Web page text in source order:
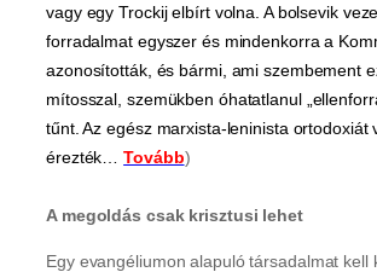
vagy egy Trockij elbírt volna. A bolsevik
forradalmat egyszer és mindenkorra a
azonosították, és bármi, ami szembement
mítosszal, szemükben óhatatlanul
tűnt. Az egész marxista-leninista ortodoxiát
érezték…
Tovább)
A megoldás csak krisztusi lehet
Egy evangéliumon alapuló társadalmat kell